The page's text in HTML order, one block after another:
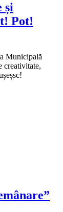
și
Pot!
Municipală
creativitate,